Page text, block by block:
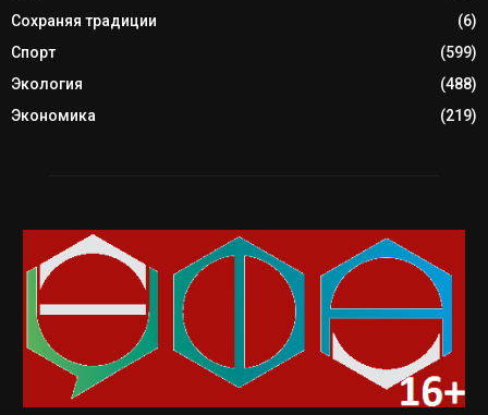
Сохраняя традиции
(6)
Спорт
(599)
Экология
(488)
Экономика
(219)